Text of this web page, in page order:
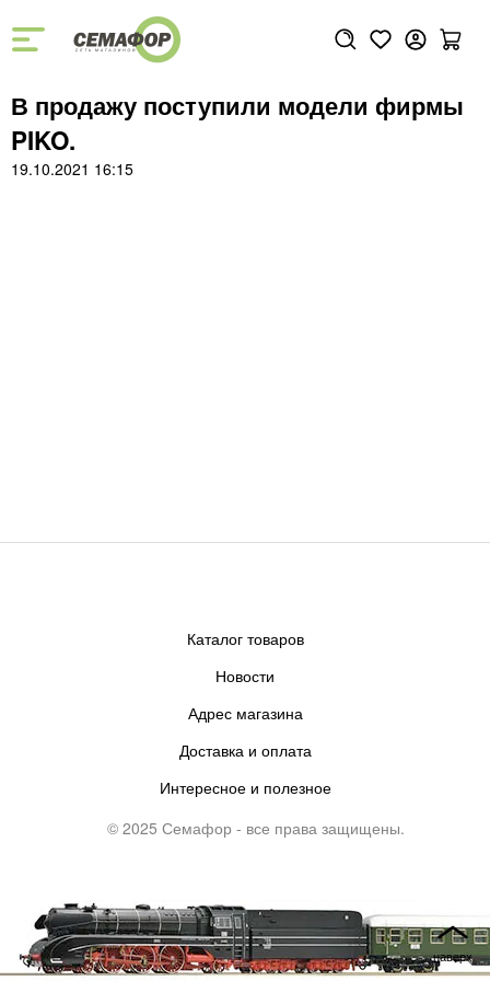
В продажу поступили модели фирмы
PIKO.
19.10.2021 16:15
Каталог товаров
Новости
Адрес магазина
Доставка и оплата
Интересное и полезное
© 2025 Семафор - все права защищены.